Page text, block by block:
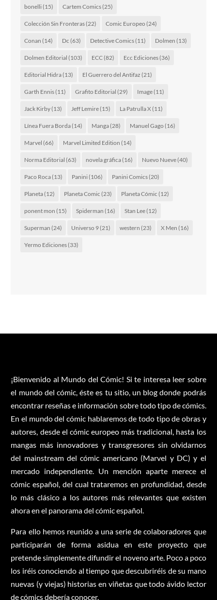
bonelli(15) Cartem Comics(25)
Colección Sin Fronteras(22) Comic Europeo (24)
Conan (14) Dc (63) Detective Comics(11) Dolmen (13)
Dolmen Editorial (103) ECC(82) Ecc Ediciones(36)
Editorial Hidra(13) El Guerrero del Antifaz (21)
Garth Ennis(11) Grafito Editorial (29) Image(11)
Jack Kirby(13) Jeff Lemire(15) La Patrulla X(11)
Línea Fuera Borda(14) Manga(28) Manuel Gago (16)
Marvel (66) Marvel Limited Edition (14)
Norma Editorial (63) novela gráfica(16) Nuevo Nueve(40)
Paco Roca(13) Panini(106) Panini Comics(20)
Planeta(12) Planeta Comic (23) Planeta Cómic (12)
ponent mon (15) Spiderman (16) Stan Lee(12)
Superman (24) Universo 9(21) western (23) X Men (16)
Yermo Ediciones(33)
¡Bienvenido al Mundo del Cómic! Si te interesa leer sobre
el mundo del cómic, éste es tu sitio, un blog donde podrás
encontrar reseñas e información sobre todo tipo de cómics.
En el mundo del cómic hablaremos de todo tipo de obras y
autores, desde el cómic europeo más tradicional, hasta los
mangas más innovadores y transgresores sin olvidarnos
del mainstream del cómic americano (Marvel y DC) y el
mercado independiente. Un mención aparte merece el
cómic español, del cual trataremos en profundidad, desde
lo más clásico a los autores más relevantes que existen
ahora en el panorama del cómic español.
Para ello hemos reunido a una serie de colaboradores que
participarán de forma asidua en este proyecto que
pretende simplemente difundir el noveno arte. Poco a poco
los iréis conociendo al tiempo que descubriréis de su mano
nuevas (y viejas) historias en viñetas que todo ávido lector
de cómics debería conocer.